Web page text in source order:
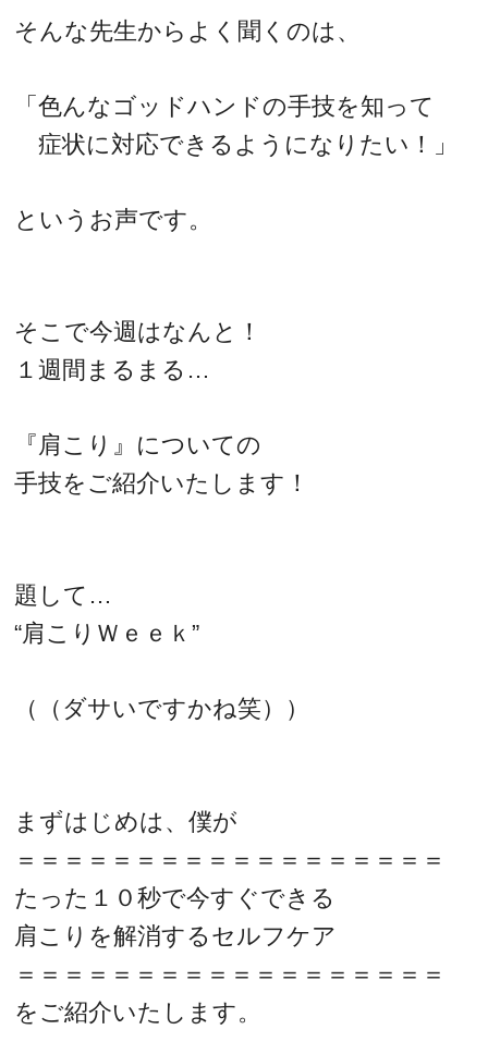
そんな先生からよく聞くのは、
「色んなゴッドハンドの手技を知って
症状に対応できるようになりたい！」
というお声です。
そこで今週はなんと！
１週間まるまる…
『肩こり』についての
手技をご紹介いたします！
題して…
“肩こりＷｅｅｋ”
（（ダサいですかね笑））
まずはじめは、僕が
＝＝＝＝＝＝＝＝＝＝＝＝＝＝＝＝＝＝
たった１０秒で今すぐできる
肩こりを解消するセルフケア
＝＝＝＝＝＝＝＝＝＝＝＝＝＝＝＝＝＝
をご紹介いたします。